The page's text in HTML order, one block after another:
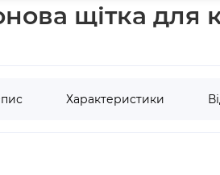
щітка для
Характеристики